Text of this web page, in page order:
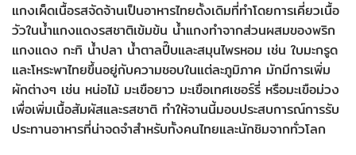
แกงเผ็ดเนื้อรสจัดจ้านเป็นอาหารไทยดั้งเดิมที่ทำโดยการเคี่ยวเนื้อ
วัวในน้ำแกงแดงรสชาติเข้มข้น น้ำแกงทำจากส่วนผสมของพริก
แกงแดง กะทิ น้ำปลา น้ำตาลปี๊บและสมุนไพรหอม เช่น ใบมะกรูด
และโหระพาไทยขึ้นอยู่กับความชอบในแต่ละภูมิภาค มักมีการเพิ่ม
ผักต่างๆ เช่น หน่อไม้ มะเขือยาว มะเขือเทศเชอร์รี่ หรือมะเขือม่วง
เพื่อเพิ่มเนื้อสัมผัสและรสชาติ ทำให้จานนี้มอบประสบการณ์การรับ
ประทานอาหารที่น่าจดจำสำหรับทั้งคนไทยและนักชิมจากทั่วโลก